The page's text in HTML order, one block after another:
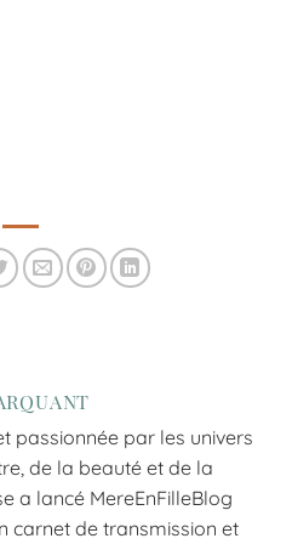
passionnée par les univers
de la beauté et de la
a lancé MereEnFilleBlog
carnet de transmission et